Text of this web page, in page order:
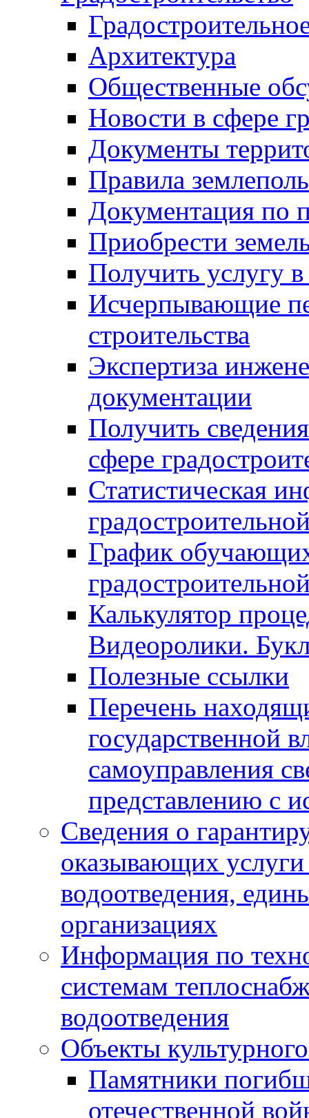
Архитектура
Общественные
Новости в сфере
Документы
Правила
Документация по
Приобрести
Получить услугу в
Исчерпывающие
строительства
Экспертиза
документации
Получить
сфере
Статистическая
График
Калькулятор
Видеоролики.
Полезные ссылки
Перечень
государственной
самоуправления
представлению с
Сведения о
оказывающих
водоотведения,
организациях
Информация по
системам
водоотведения
Объекты
Памятники
отечественной